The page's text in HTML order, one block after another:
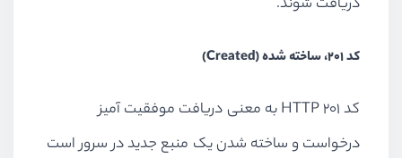
دریافت شوند.
کد 201، ساخته شده (Created)
کد HTTP 201 به معنی دریافت موفقیت آمیز
درخواست و ساخته شدن یک منبع جدید در سرور است